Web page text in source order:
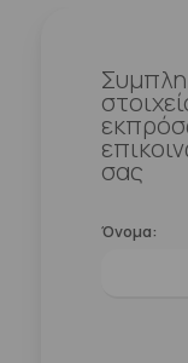
σας
Όνομα: